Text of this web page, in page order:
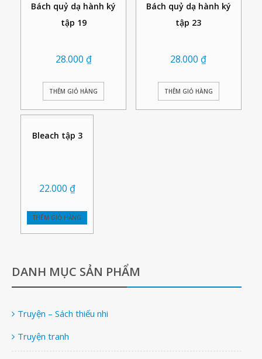
Bách quỷ dạ hành ký
tập 19
28.000 ₫
THÊM GIỎ HÀNG
Bách quỷ dạ hành ký
tập 23
28.000 ₫
THÊM GIỎ HÀNG
Bleach tập 3
22.000 ₫
THÊM GIỎ HÀNG
DANH MỤC SẢN PHẨM
Truyện – Sách thiếu nhi
Truyện tranh